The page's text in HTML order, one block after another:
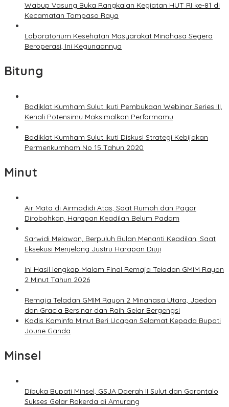
Wabup Vasung Buka Rangkaian Kegiatan HUT RI ke-81 di
Kecamatan Tompaso Raya
Laboratorium Kesehatan Masyarakat Minahasa Segera
Beroperasi, Ini Kegunaannya
Bitung
Badiklat Kumham Sulut Ikuti Pembukaan Webinar Series III,
Kenali Potensimu Maksimalkan Performamu
Badiklat Kumham Sulut Ikuti Diskusi Strategi Kebijakan
Permenkumham No 15 Tahun 2020
Minut
Air Mata di Airmadidi Atas, Saat Rumah dan Pagar
Dirobohkan, Harapan Keadilan Belum Padam
Sarwidi Melawan, Berpuluh Bulan Menanti Keadilan, Saat
Eksekusi Menjelang Justru Harapan Diuji
Ini Hasil lengkap Malam Final Remaja Teladan GMIM Rayon
2 Minut Tahun 2026
Remaja Teladan GMIM Rayon 2 Minahasa Utara, Jaedon
dan Gracia Bersinar dan Raih Gelar Bergengsi
Kadis Kominfo Minut Beri Ucapan Selamat Kepada Bupati
Joune Ganda
Minsel
Dibuka Bupati Minsel, GSJA Daerah II Sulut dan Gorontalo
Sukses Gelar Rakerda di Amurang